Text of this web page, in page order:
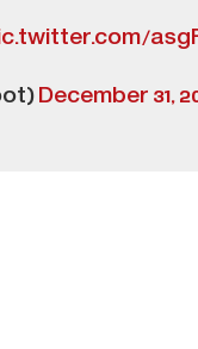
December 31,